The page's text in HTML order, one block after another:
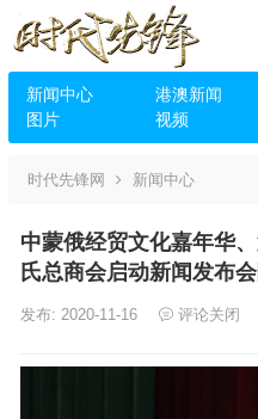
新闻中心 港澳新闻
图片
视频
时代先锋网 新闻中心
中蒙俄经贸文化嘉年华
氏总商会启动新闻发布
发布: 2020-11-16 评论关闭